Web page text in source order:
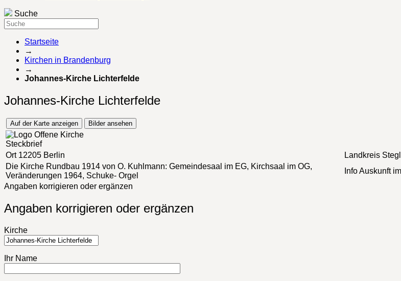
Suche
Startseite
→
Kirchen in Brandenburg
→
Johannes-Kirche Lichterfelde
Johannes-Kirche Lichterfelde
Auf der Karte anzeigen Bilder ansehen
Steckbrief
Ort12205 Berlin Landkreis
Die Kirche Rundbau 1914 von O. Kuhlmann: Gemeindesaal im EG, Kirchsaal im OG,
Veränderungen 1964, Schuke- Orgel
InfoAuskunft
Angaben korrigieren oder ergänzen
Angaben korrigieren oder ergänzen
Kirche
Ihr Name